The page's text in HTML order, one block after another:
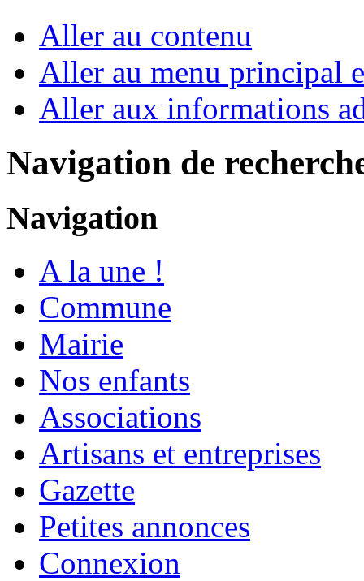
Aller au contenu
Aller au menu principal
Aller aux informations
Navigation de
Navigation
A la une !
Commune
Mairie
Nos enfants
Associations
Artisans et entreprises
Gazette
Petites annonces
Connexion